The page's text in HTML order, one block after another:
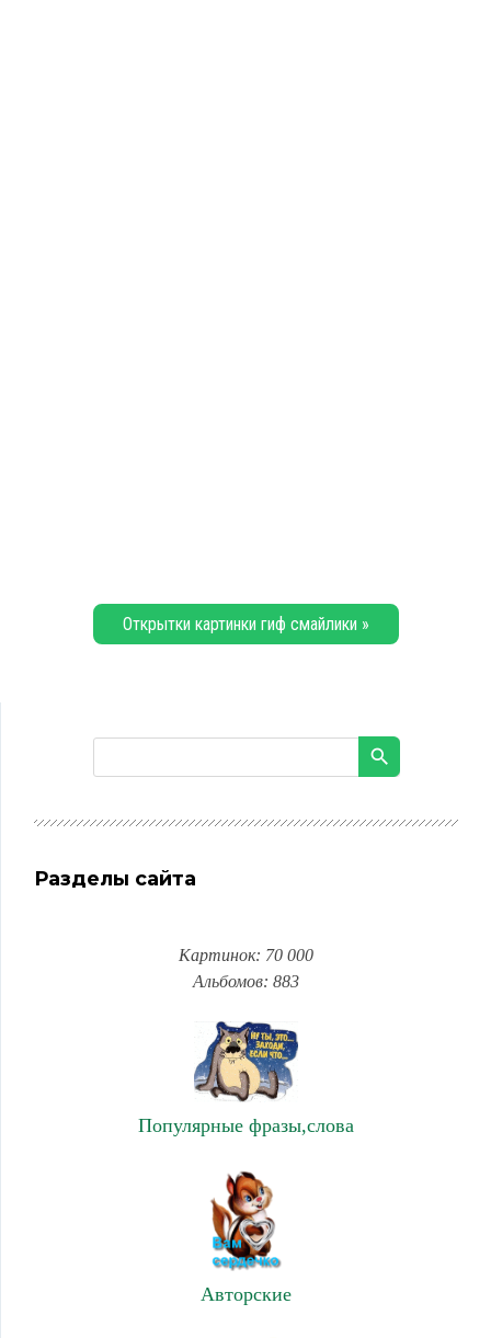
Открытки картинки гиф смайлики »
Разделы сайта
Картинок: 70 000
Альбомов: 883
Популярные фразы,слова
Авторские